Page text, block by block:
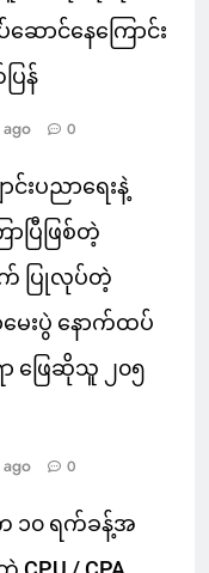
ောင်နေကြောင်း
ြန်
0
င်းပညာရေးနဲ့
ပြီဖြစ်တဲ့
ပြုလုပ်တဲ့
ေးပွဲ နောက်ထပ်
ဖြေဆိုသူ ၂၀၅
0
၁၀ ရက်ခန့်အ